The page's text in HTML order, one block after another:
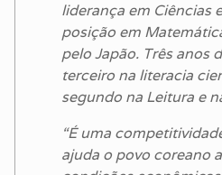
liderança em Ciências
posição em
pelo Japão. Três anos
terceiro na literacia
segundo na Leitura e
“É uma
ajuda o povo coreano